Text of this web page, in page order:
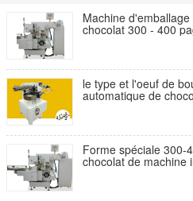
Machine
chocolat 300 - 400
le type et l'oeuf de
automatique de
Forme spéciale 300-
chocolat de machine